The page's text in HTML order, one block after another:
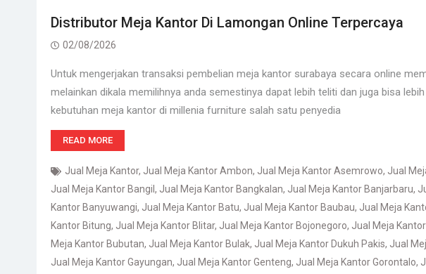
Distributor Meja Kantor Di Lamongan Online Terpercaya
02/08/2026
Untuk mengerjakan transaksi pembelian meja kantor surabaya secara online
melainkan dikala memilihnya anda semestinya dapat lebih teliti dan juga bisa
kebutuhan meja kantor di millenia furniture salah satu penyedia
READ MORE
Jual Meja Kantor, Jual Meja Kantor Ambon, Jual Meja Kantor Asemrowo, Jual
Jual Meja Kantor Bangil , Jual Meja Kantor Bangkalan, Jual Meja Kantor Banjarbaru,
Kantor Banyuwangi, Jual Meja Kantor Batu, Jual Meja Kantor Baubau, Jual Meja
Kantor Bitung, Jual Meja Kantor Blitar, Jual Meja Kantor Bojonegoro, Jual Meja
Meja Kantor Bubutan, Jual Meja Kantor Bulak, Jual Meja Kantor Dukuh Pakis, Jual
Jual Meja Kantor Gayungan, Jual Meja Kantor Genteng, Jual Meja Kantor Gorontalo,